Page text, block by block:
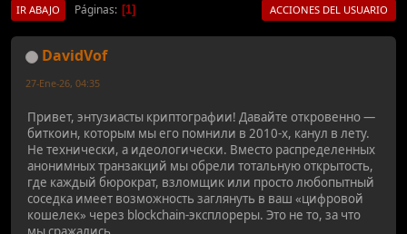
IR ABAJO Páginas 1 ACCIONES DEL USUARIO
DavidVof
27-Ene-26, 04:35
Привет, энтузиасты криптографии! Давайте откровенно —
биткоин, которым мы его помнили в 2010-х, канул в лету.
Не технически, а идеологически. Вместо распределенных
анонимных транзакций мы обрели тотальную открытость,
где каждый бюрократ, взломщик или просто любопытный
соседка имеет возможность заглянуть в ваш «цифровой
кошелек» через blockchain-эксплореры. Это не то, за что